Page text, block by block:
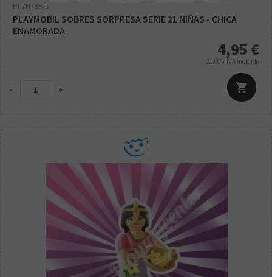
PL70733-5
PLAYMOBIL SOBRES SORPRESA SERIE 21 NIÑAS - CHICA
ENAMORADA
4,95 €
21.00% IVA incluido
- +